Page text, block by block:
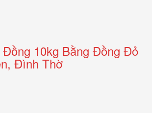
Đồng 10kg Bằng Đồng Đỏ
Đình Thờ